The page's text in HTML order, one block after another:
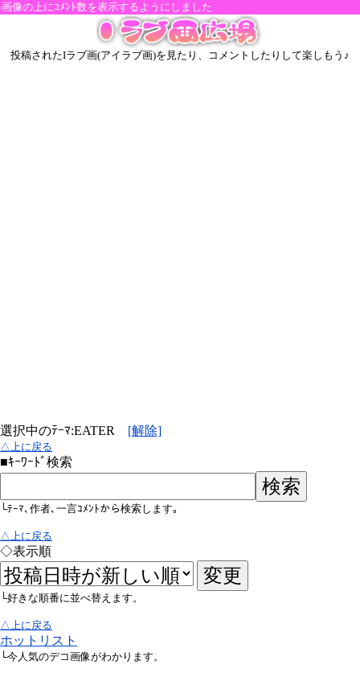
の上にｺﾒﾝﾄ数を表示するようにしました
投稿されたIラブ画(アイラブ画)を見たり、コメントしたりして楽しもう♪
選択中のﾃｰﾏ:EATER [解除]
△上に戻る
■ｷｰﾜｰﾄﾞ検索
└ﾃｰﾏ､作者､一言ｺﾒﾝﾄから検索します｡
△上に戻る
◇表示順
└好きな順番に並べ替えます。
△上に戻る
ホットリスト
└今人気のデコ画像がわかります。